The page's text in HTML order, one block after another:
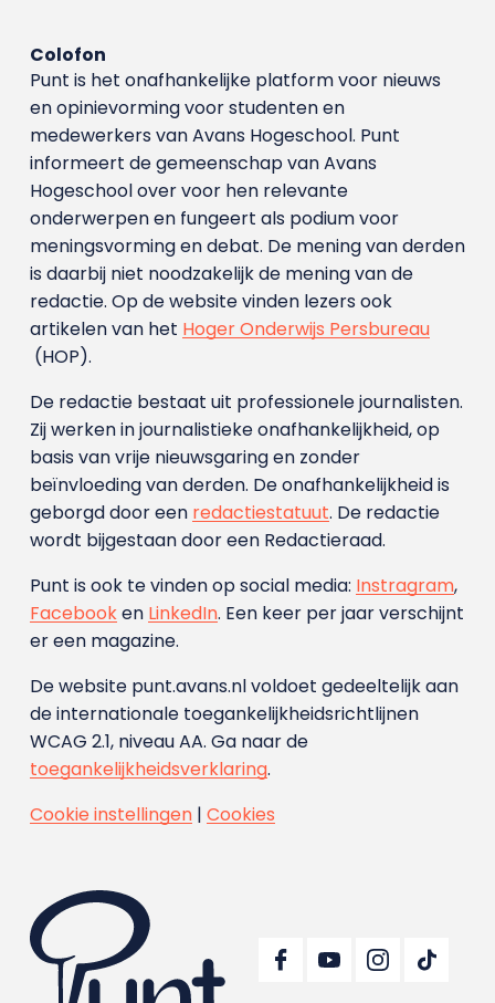
Colofon
Punt is het onafhankelijke platform voor nieuws
en opinievorming voor studenten en
medewerkers van Avans Hoge­school. Punt
informeert de gemeenschap van Avans
Hogeschool over voor hen relevante
onderwerpen en fungeert als podium voor
meningsvorming en debat. De mening van derden
is daarbij niet noodzakelijk de mening van de
redactie. Op de website vinden lezers ook
artikelen van het Hoger Onderwijs Persbureau
(HOP).
De redactie bestaat uit professionele journalisten.
Zij werken in journalistieke onafhankelijkheid, op
basis van vrije nieuwsgaring en zonder
beïnvloeding van derden. De onafhankelijkheid is
geborgd door een redactiestatuut. De redactie
wordt bijgestaan door een Redactieraad.
Punt is ook te vinden op social media: Instragram,
Facebooken LinkedIn. Een keer per jaar verschijnt
er een magazine.
De website punt.avans.nl voldoet gedeeltelijk aan
de internationale toegankelijkheidsrichtlijnen
WCAG 2.1, niveau AA. Ga naar de
toegankelijkheidsverklaring.
Cookie instellingen| Cookies